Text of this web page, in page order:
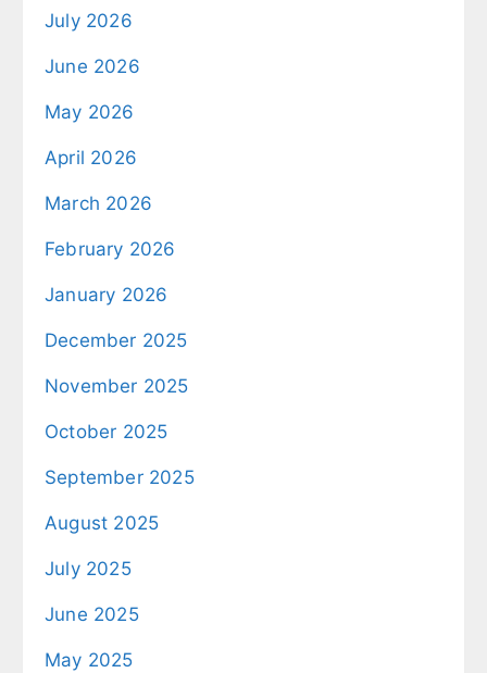
July 2026
June 2026
May 2026
April 2026
March 2026
February 2026
January 2026
December 2025
November 2025
October 2025
September 2025
August 2025
July 2025
June 2025
May 2025